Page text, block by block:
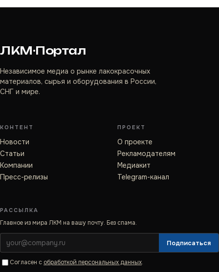
ЛКМ·Портал
Независимое медиа о рынке лакокрасочных
материалов, сырья и оборудования в России,
СНГ и мире.
КОНТЕНТ
Новости
Статьи
Компании
Пресс-релизы
ПРОЕКТ
О проекте
Рекламодателям
Медиакит
Telegram-канал
РАССЫЛКА
Главное из мира ЛКМ на вашу почту. Без спама.
Подписаться
Согласен с обработкой персональных данных.